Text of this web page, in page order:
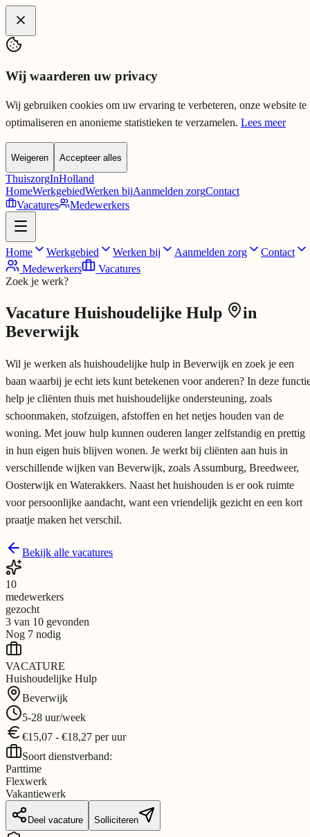
Spring naar hoofdinhoud
Wij waarderen uw privacy
Wij gebruiken cookies om uw ervaring te verbeteren, onze website te
optimaliseren en anonieme statistieken te verzamelen. Lees meer
Weigeren Accepteer alles
ThuiszorgInHolland
HomeWerkgebiedWerken bijAanmelden zorgContact
Vacatures
Medewerkers
Home Werkgebied Werken bij Aanmelden zorg
Contact
Medewerkers
Vacatures
Zoek je werk?
Vacature Huishoudelijke Hulp
in
Beverwijk
Wil je werken als huishoudelijke hulp in Beverwijk en zoek je een
baan waarbij je echt iets kunt betekenen voor anderen? In deze
help je cliënten thuis met huishoudelijke ondersteuning, zoals
schoonmaken, stofzuigen, afstoffen en het netjes houden van de
woning. Met jouw hulp kunnen ouderen langer zelfstandig en prettig
in hun eigen huis blijven wonen. Je werkt bij cliënten aan huis in
verschillende wijken van Beverwijk, zoals Assumburg, Breedweer,
Oosterwijk en Waterakkers. Naast het huishouden is er ook ruimte
voor persoonlijke aandacht, want een vriendelijk gezicht en een kort
praatje maken het verschil.
Bekijk alle vacatures
10
medewerkers
gezocht
3 van 10 gevonden
Nog 7 nodig
VACATURE
Huishoudelijke Hulp
Beverwijk
5-28 uur/week
€15,07 - €18,27 peruur
Soort dienstverband:
Parttime
Flexwerk
Vakantiewerk
Deel vacature Solliciteren